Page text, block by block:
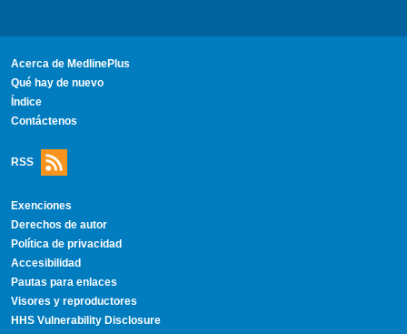
Acerca de MedlinePlus
Qué hay de nuevo
Índice
Contáctenos
RSS
Exenciones
Derechos de autor
Política de privacidad
Accesibilidad
Pautas para enlaces
Visores y reproductores
HHS Vulnerability Disclosure